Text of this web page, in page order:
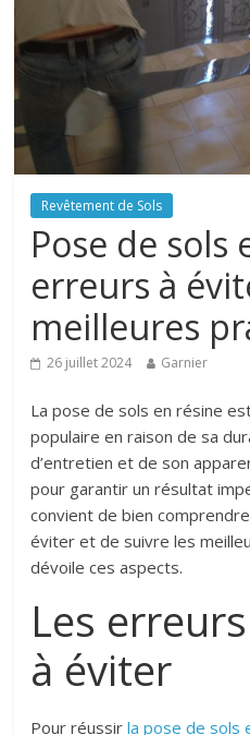
Revêtement de Sols
Pose de sols
erreurs à
meilleures
26 juillet 2024 Garnier
La pose de sols en résine
populaire en raison de sa
d’entretien et de son
pour garantir un résultat
convient de bien
éviter et de suivre les
dévoile ces aspects.
Les
à éviter
Pour réussirla pose de sols